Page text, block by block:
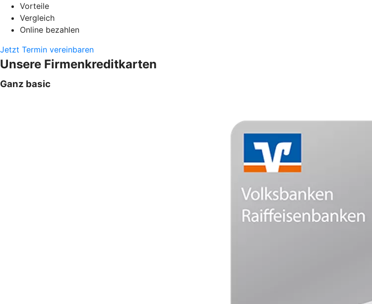
Vorteile
Vergleich
Online bezahlen
Jetzt Termin vereinbaren
Unsere Firmenkreditkarten
Ganz basic